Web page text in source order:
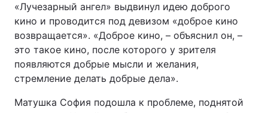
«Лучезарный ангел» выдвинул идею доброго
кино и проводится под девизом «доброе кино
возвращается». «Доброе кино, – объяснил он, –
это такое кино, после которого у зрителя
появляются добрые мысли и желания,
стремление делать добрые дела».
Матушка София подошла к проблеме, поднятой